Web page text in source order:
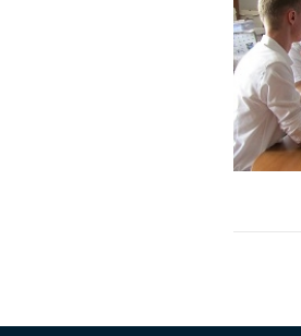
le
droit
des
en
Guyane